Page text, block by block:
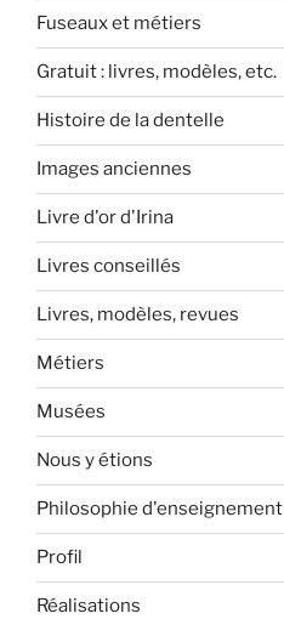
Fuseaux et métiers
Gratuit : livres, modèles, etc.
Histoire de la dentelle
Images anciennes
Livre d'or d'Irina
Livres conseillés
Livres, modèles, revues
Métiers
Musées
Nous y étions
Philosophie d'enseignement
Profil
Réalisations